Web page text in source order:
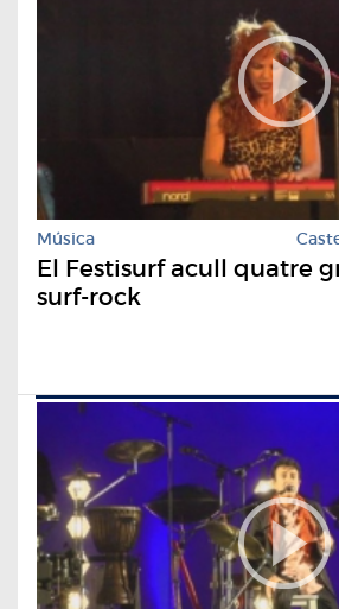
Música
El Festisurf acull quatre
surf-rock